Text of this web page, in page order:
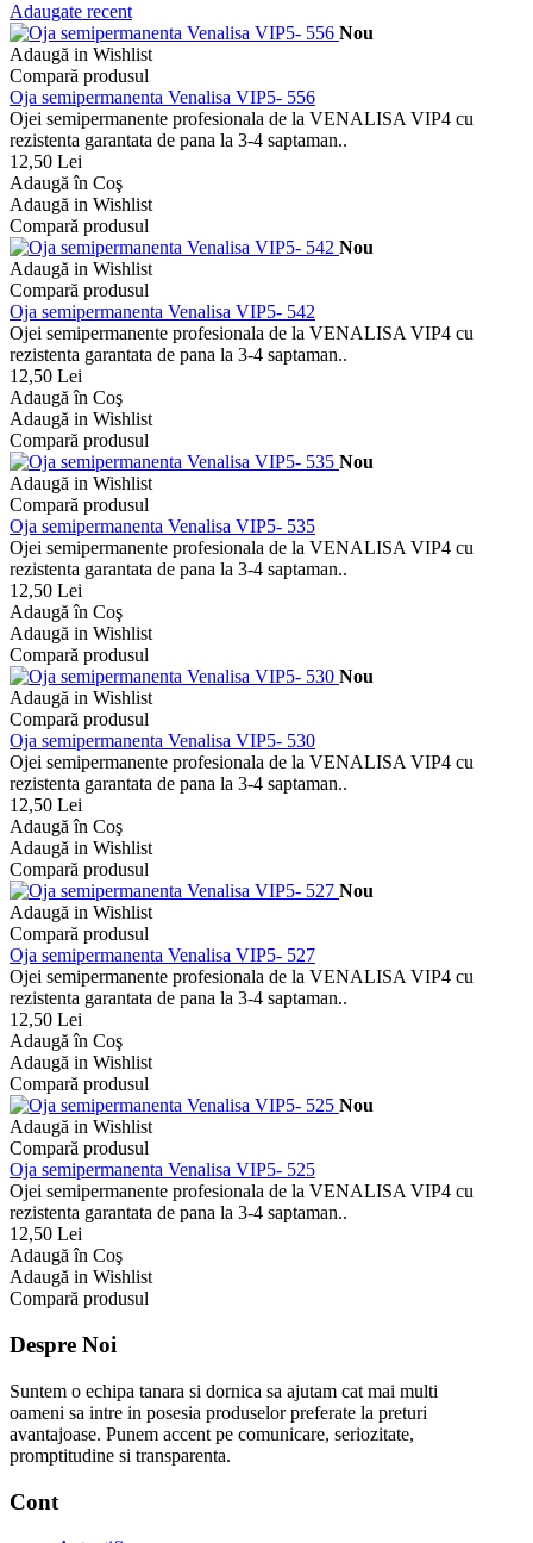
Adaugate recent
Nou
Adaugă in Wishlist
Compară produsul
Oja semipermanenta Venalisa VIP5- 556
Ojei semipermanente profesionala de la VENALISA VIP4 cu
rezistenta garantata de pana la 3-4 saptaman..
12,50 Lei
Adaugă în Coş
Adaugă in Wishlist
Compară produsul
Nou
Adaugă in Wishlist
Compară produsul
Oja semipermanenta Venalisa VIP5- 542
Ojei semipermanente profesionala de la VENALISA VIP4 cu
rezistenta garantata de pana la 3-4 saptaman..
12,50 Lei
Adaugă în Coş
Adaugă in Wishlist
Compară produsul
Nou
Adaugă in Wishlist
Compară produsul
Oja semipermanenta Venalisa VIP5- 535
Ojei semipermanente profesionala de la VENALISA VIP4 cu
rezistenta garantata de pana la 3-4 saptaman..
12,50 Lei
Adaugă în Coş
Adaugă in Wishlist
Compară produsul
Nou
Adaugă in Wishlist
Compară produsul
Oja semipermanenta Venalisa VIP5- 530
Ojei semipermanente profesionala de la VENALISA VIP4 cu
rezistenta garantata de pana la 3-4 saptaman..
12,50 Lei
Adaugă în Coş
Adaugă in Wishlist
Compară produsul
Nou
Adaugă in Wishlist
Compară produsul
Oja semipermanenta Venalisa VIP5- 527
Ojei semipermanente profesionala de la VENALISA VIP4 cu
rezistenta garantata de pana la 3-4 saptaman..
12,50 Lei
Adaugă în Coş
Adaugă in Wishlist
Compară produsul
Nou
Adaugă in Wishlist
Compară produsul
Oja semipermanenta Venalisa VIP5- 525
Ojei semipermanente profesionala de la VENALISA VIP4 cu
rezistenta garantata de pana la 3-4 saptaman..
12,50 Lei
Adaugă în Coş
Adaugă in Wishlist
Compară produsul
Despre Noi
Suntem o echipa tanara si dornica sa ajutam cat mai multi
oameni sa intre in posesia produselor preferate la preturi
avantajoase. Punem accent pe comunicare, seriozitate,
promptitudine si transparenta.
Cont